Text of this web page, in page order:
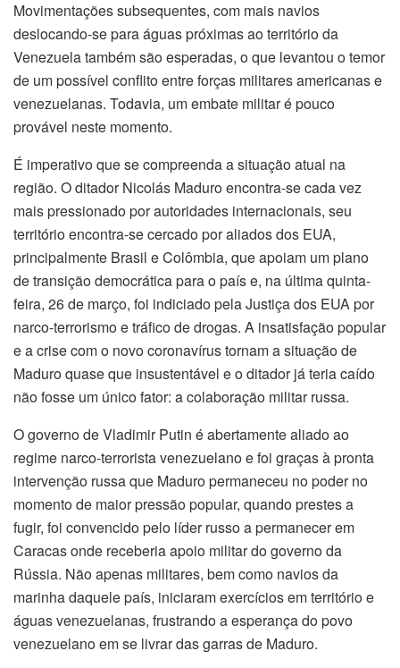
Movimentações subsequentes, com mais navios
deslocando-se para águas próximas ao território da
Venezuela também são esperadas, o que levantou o temor
de um possível conflito entre forças militares americanas e
venezuelanas. Todavia, um embate militar é pouco
provável neste momento.
É imperativo que se compreenda a situação atual na
região. O ditador Nicolás Maduro encontra-se cada vez
mais pressionado por autoridades internacionais, seu
território encontra-se cercado por aliados dos EUA,
principalmente Brasil e Colômbia, que apoiam um plano
de transição democrática para o país e, na última quinta-
feira, 26 de março, foi indiciado pela Justiça dos EUA por
narco-terrorismo e tráfico de drogas. A insatisfação popular
e a crise com o novo coronavírus tornam a situação de
Maduro quase que insustentável e o ditador já teria caído
não fosse um único fator: a colaboração militar russa.
O governo de Vladimir Putin é abertamente aliado ao
regime narco-terrorista venezuelano e foi graças à pronta
intervenção russa que Maduro permaneceu no poder no
momento de maior pressão popular, quando prestes a
fugir, foi convencido pelo líder russo a permanecer em
Caracas onde receberia apoio militar do governo da
Rússia. Não apenas militares, bem como navios da
marinha daquele país, iniciaram exercícios em território e
águas venezuelanas, frustrando a esperança do povo
venezuelano em se livrar das garras de Maduro.